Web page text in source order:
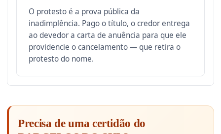
O protesto é a prova pública da
inadimplência. Pago o título, o credor entrega
ao devedor a carta de anuência para que ele
providencie o cancelamento — que retira o
protesto do nome.
Precisa de uma certidão do